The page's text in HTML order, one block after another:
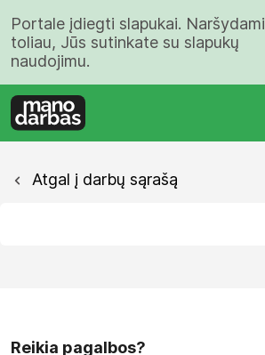
Portale įdiegti slapukai. Naršydami
toliau, Jūs sutinkate su slapukų
naudojimu.
Atgal į darbų sąrašą
Reikia pagalbos?